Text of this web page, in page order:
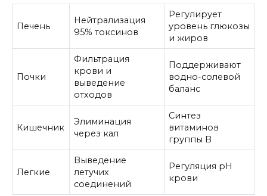
Печень
Нейтрализация
95% токсинов
Регулирует
уровень глюкозы
и жиров
Почки
Фильтрация
крови и
выведение
отходов
Поддерживают
водно-солевой
баланс
Кишечник
Элиминация
через кал
Синтез
витаминов
группы B
Легкие
Выведение
летучих
соединений
Регуляция pH
крови